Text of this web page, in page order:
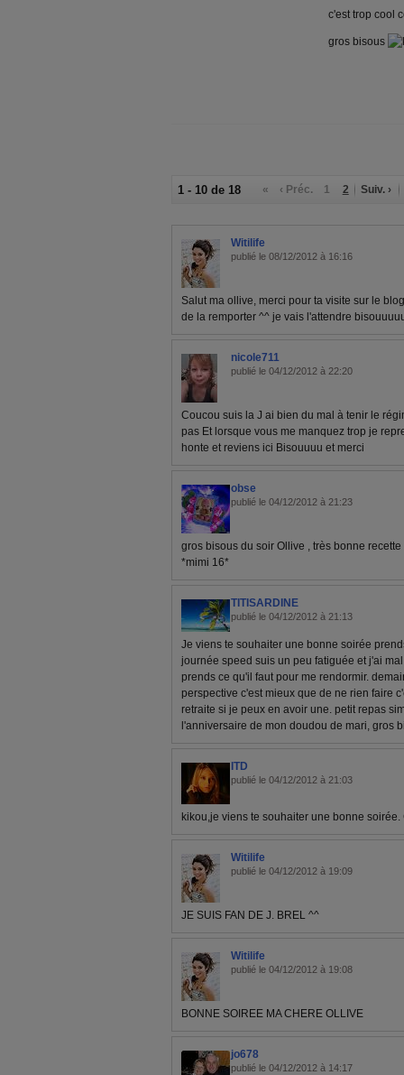
c'est trop cool
gros bisous
1 - 10 de 18 « ‹ Préc. 1 2 Suiv. ›
Witilife
publié le 08/12/2012 à 16:16
Salut ma ollive, merci pour ta visite sur le
de la remporter ^^ je vais l'attendre
nicole711
publié le 04/12/2012 à 22:20
Coucou suis la J ai bien du mal à tenir le
pas Et lorsque vous me manquez trop je
honte et reviens ici Bisouuuu et merci
obse
publié le 04/12/2012 à 21:23
gros bisous du soir Ollive , très bonne
*mimi 16*
TITISARDINE
publié le 04/12/2012 à 21:13
Je viens te souhaiter une bonne soirée
journée speed suis un peu fatiguée et j'ai
prends ce qu'il faut pour me rendormir.
perspective c'est mieux que de ne rien faire
retraite si je peux en avoir une. petit repas
l'anniversaire de mon doudou de mari, gros
ITD
publié le 04/12/2012 à 21:03
kikou,je viens te souhaiter une bonne soirée.
Witilife
publié le 04/12/2012 à 19:09
JE SUIS FAN DE J. BREL ^^
Witilife
publié le 04/12/2012 à 19:08
BONNE SOIREE MA CHERE OLLIVE
jo678
publié le 04/12/2012 à 14:17